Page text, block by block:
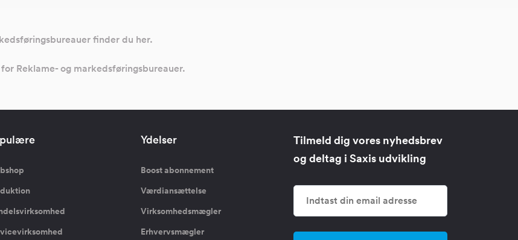
finder du her.
Reklame- og markedsføringsbureauer.
Ydelser
Boost abonnement
Værdiansættelse
Virksomhedsmægler
Erhvervsmægler
Tilmeld dig vores nyhedsbrev
og deltag i Saxis udvikling